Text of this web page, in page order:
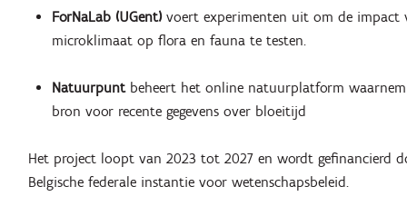
ForNaLab (UGent)voert experimenten uit om de impact
microklimaat op flora en fauna te testen.
Natuurpunt beheert het online natuurplatform
bron voor recente gegevens over bloeitijd
Het project loopt van 2023 tot 2027 en wordt gefinancierd
Belgische federale instantie voor wetenschapsbeleid.